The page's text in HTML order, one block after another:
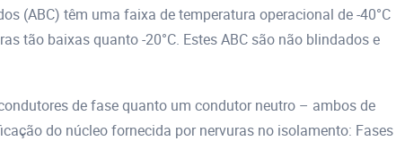
(ABC) têm uma faixa de temperatura operacional de -40°C
tão baixas quanto -20°C. Estes ABC são não blindados e
de fase quanto um condutor neutro – ambos de
do núcleo fornecida por nervuras no isolamento: Fases